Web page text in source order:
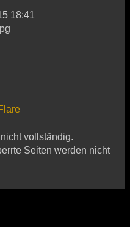
18:41
vollständig.
Seiten werden nicht